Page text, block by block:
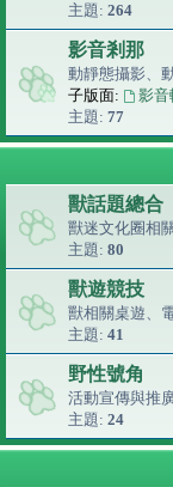
主題: 264
影音剎那
動靜態攝影、
子版面:
影音
主題: 77
獸話題總合
獸迷文化圈相
主題: 80
獸遊競技
獸相關桌遊、
主題: 41
野性號角
活動宣傳與推
主題: 24